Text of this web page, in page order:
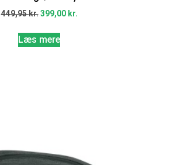
449,95kr. 399,00 kr.
Læs mere